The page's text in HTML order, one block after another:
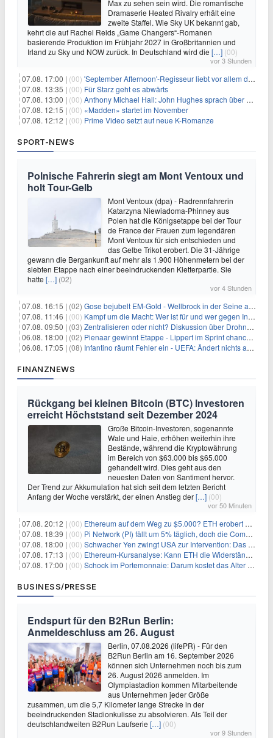
Max zu sehen sein wird. Die romantische
Dramaserie Heated Rivalry erhält eine
zweite Staffel. Wie Sky UK bekannt gab,
kehrt die auf Rachel Reids „Game Changers“-Romanen
basierende Produktion im Frühjahr 2027 in Großbritannien und
Irland zu Sky und NOW zurück. In Deutschland wird die […] (00)
vor 3 Stunden
07.08. 17:00 | (00) 'September Afternoon'-Regisseur liebt vor allem die 'Banalität' in seinen Filmen
07.08. 13:35 | (00) Für Starz geht es abwärts
07.08. 13:00 | (00) Anthony Michael Hall: John Hughes sprach über eine Fortsetzung von 'The Breakfast Club'
07.08. 12:15 | (00) «Madden» startet im November
07.08. 12:12 | (00) Prime Video setzt auf neue K-Romanze
SPORT-NEWS
Polnische Fahrerin siegt am Mont Ventoux und
holt Tour-Gelb
Mont Ventoux (dpa) - Radrennfahrerin
Katarzyna Niewiadoma-Phinney aus
Polen hat die Königsetappe bei der Tour
de France der Frauen zum legendären
Mont Ventoux für sich entschieden und
das Gelbe Trikot erobert. Die 31-Jährige
gewann die Bergankunft auf mehr als 1.900 Höhenmetern bei der
siebten Etappe nach einer beeindruckenden Kletterpartie. Sie
hatte […] (02)
vor 4 Stunden
07.08. 16:15 | (02) Gose bejubelt EM-Gold - Wellbrock in der Seine ausgebremst
07.08. 11:46 | (00) Kampf um die Macht: Wer ist für und wer gegen Infantino?
07.08. 09:50 | (03) Zentralisieren oder nicht? Diskussion über Drohnenabwehr
06.08. 18:00 | (02) Pienaar gewinnt Etappe - Lippert im Sprint chancenlos
06.08. 17:05 | (08) Infantino räumt Fehler ein - UEFA: Ändert nichts an Boykott
FINANZNEWS
Rückgang bei kleinen Bitcoin (BTC) Investoren
erreicht Höchststand seit Dezember 2024
Große Bitcoin-Investoren, sogenannte
Wale und Haie, erhöhen weiterhin ihre
Bestände, während die Kryptowährung
im Bereich von $63.000 bis $65.000
gehandelt wird. Dies geht aus den
neuesten Daten von Santiment hervor.
Der Trend zur Akkumulation hat sich seit dem letzten Bericht
Anfang der Woche verstärkt, der einen Anstieg der[…] (00)
vor 50 Minuten
07.08. 20:12 | (00) Ethereum auf dem Weg zu $5.000? ETH erobert wichtige Marke zurück, während Institutionen weiter akkumulieren
07.08. 18:39 | (00) Pi Network (PI) fällt um 5% täglich, doch die Community bleibt optimistisch
07.08. 18:00 | (00) Schwacher Yen zwingt USA zur Intervention: Das größte Risiko seit 15 Jahren
07.08. 17:13 | (00) Ethereum-Kursanalyse: Kann ETH die Widerstände der gleitenden Durchschnitte überwinden?
07.08. 17:00 | (00) Schock im Portemonnaie: Darum kostet das Alter deutlich mehr als Sie denken
BUSINESS/PRESSE
Endspurt für den B2Run Berlin:
Anmeldeschluss am 26. August
Berlin, 07.08.2026 (lifePR) - Für den
B2Run Berlin am 16. September 2026
können sich Unternehmen noch bis zum
26. August 2026 anmelden. Im
Olympiastadion kommen Mitarbeitende
aus Unternehmen jeder Größe
zusammen, um die 5,7 Kilometer lange Strecke in der
beeindruckenden Stadionkulisse zu absolvieren. Als Teil der
deutschlandweiten B2Run Laufserie […] (00)
vor 9 Stunden